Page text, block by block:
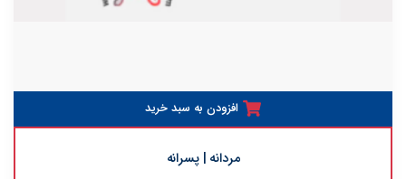
افزودن به سبد خرید
مردانه | پسرانه